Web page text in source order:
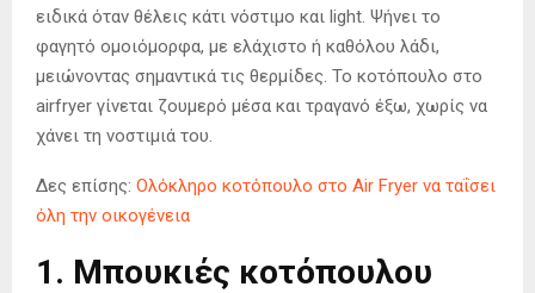
ειδικά όταν θέλεις κάτι νόστιμο και light. Ψήνει το
φαγητό ομοιόμορφα, με ελάχιστο ή καθόλου λάδι,
μειώνοντας σημαντικά τις θερμίδες. Το κοτόπουλο στο
airfryer γίνεται ζουμερό μέσα και τραγανό έξω, χωρίς να
χάνει τη νοστιμιά του.
Δες επίσης: Ολόκληρο κοτόπουλο στο Air Fryer να ταΐσει
όλη την οικογένεια
1. Μπουκιές κοτόπουλου